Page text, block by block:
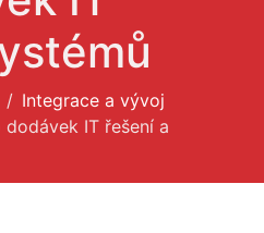
Kariéra
Kontakty
O nás
Integrace a vývoj
IT řešení a